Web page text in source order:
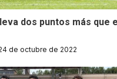
dos puntos más que
de octubre de 2022